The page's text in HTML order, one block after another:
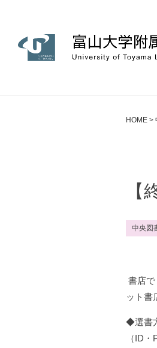
HOME >
【
中央図
書店
ット書
◆選書
（ID